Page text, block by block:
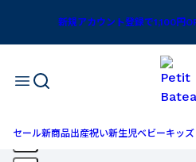
新規アカウント登録で1,100円
セール新商品出産祝い新生児ベビーキッズ